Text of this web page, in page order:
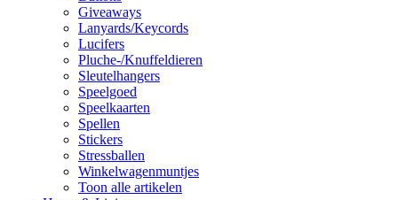
Giveaways
Lanyards/Keycords
Lucifers
Pluche-/Knuffeldieren
Sleutelhangers
Speelgoed
Speelkaarten
Spellen
Stickers
Stressballen
Winkelwagenmuntjes
Toon alle artikelen